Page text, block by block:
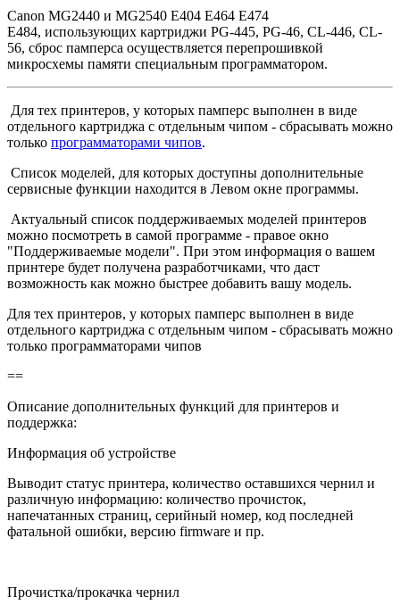
Canon MG2440 и MG2540 E404 E464 E474
E484, использующих картриджи PG-445, PG-46, CL-446, CL-
56, сброс памперса осуществляется перепрошивкой
микросхемы памяти специальным программатором.
Для тех принтеров, у которых памперс выполнен в виде
отдельного картриджа с отдельным чипом - сбрасывать можно
только программаторами чипов.
Список моделей, для которых доступны дополнительные
сервисные функции находится в Левом окне программы.
Актуальный список поддерживаемых моделей принтеров
можно посмотреть в самой программе - правое окно
"Поддерживаемые модели". При этом информация о вашем
принтере будет получена разработчиками, что даст
возможность как можно быстрее добавить вашу модель.
Для тех принтеров, у которых памперс выполнен в виде
отдельного картриджа с отдельным чипом - сбрасывать можно
только программаторами чипов
==
Описание дополнительных функций для принтеров и
поддержка:
Информация об устройстве
Выводит статус принтера, количество оставшихся чернил и
различную информацию: количество прочисток,
напечатанных страниц, серийный номер, код последней
фатальной ошибки, версию firmware и пр.
Прочистка/прокачка чернил